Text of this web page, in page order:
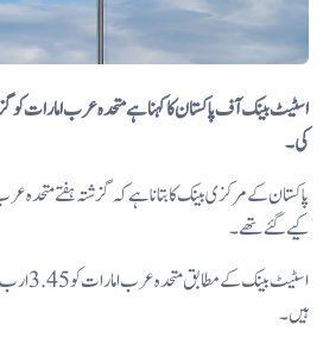
اسٹیٹ بینک آف پاکستان کا کہنا ہے متحدہ عرب امارات
کی۔
کیے گئے تھے۔
اسٹیٹ
ہیں۔